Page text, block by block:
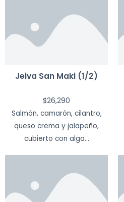
Jeiva San Maki (1/2)
$26,290
Salmón, camarón, cilantro,
queso crema y jalapeño,
cubierto con alga...